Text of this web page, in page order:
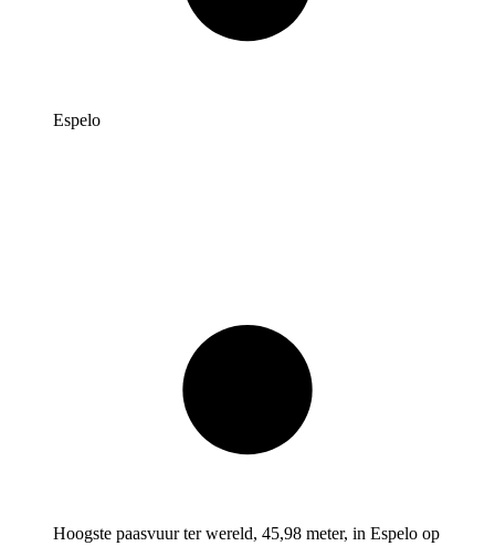
Espelo
Hoogste paasvuur ter wereld, 45,98 meter, in Espelo op